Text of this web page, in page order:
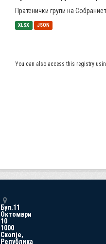
Пратенички групи на
XLSX JSON
You can also access this registry
Бул.11
Октомври
10
1000
Скопје,
Република